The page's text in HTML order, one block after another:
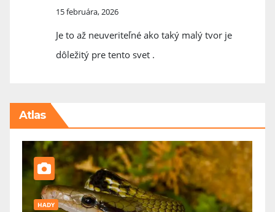
15 februára, 2026
Je to až neuveriteľné ako taký malý tvor je
dôležitý pre tento svet .
Atlas
PES